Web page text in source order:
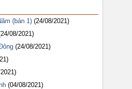
(bản 1) (24/08/2021)
08/2021)
(24/08/2021)
(04/08/2021)